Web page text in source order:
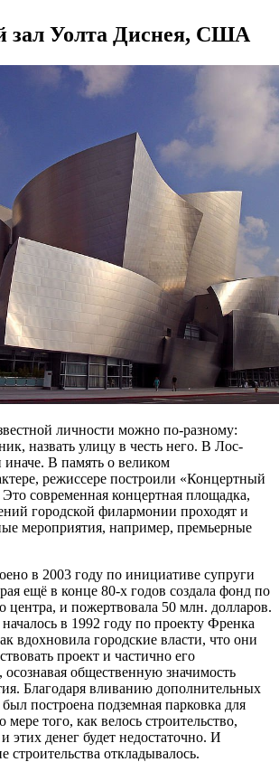
зал Уолта Диснея, США
личности можно по-разному:
назвать улицу в честь него. В Лос-
В память о великом
режиссере построили «Концертный
современная концертная площадка,
городской филармонии проходят и
мероприятия, например, премьерные
в 2003 году по инициативе супруги
ещё в конце 80-х годов создала фонд по
центра, и пожертвовала 50 млн. долларов.
в 1992 году по проекту Френка
вдохновила городские власти, что они
проект и частично его
общественную значимость
Благодаря вливанию дополнительных
построена подземная парковка для
того, как велось строительство,
этих денег будет недостаточно. И
строительства откладывалось.